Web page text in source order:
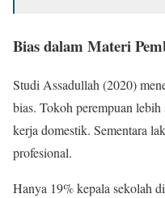
Bias dalam Materi
Studi Assadullah (2020)
bias. Tokoh perempuan
kerja domestik. Sementara
profesional.
Hanya 19% kepala sekolah